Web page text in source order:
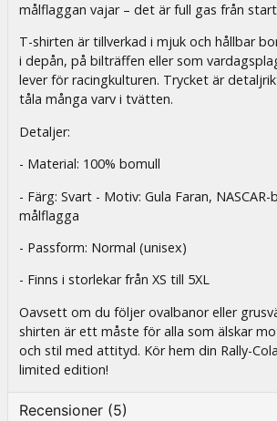
målflaggan vajar – det är full gas från
T-shirten är tillverkad i mjuk och hållbar
i depån, på bilträffen eller som
lever för racingkulturen. Trycket är
tåla många varv i tvätten.
Detaljer:
- Material: 100% bomull
- Färg: Svart - Motiv: Gula Faran,
målflagga
- Passform: Normal (unisex)
- Finns i storlekar från XS till 5XL
Oavsett om du följer ovalbanor eller
shirten är ett måste för alla som älskar
och stil med attityd. Kör hem din Rally-
limited edition!
Recensioner (5)